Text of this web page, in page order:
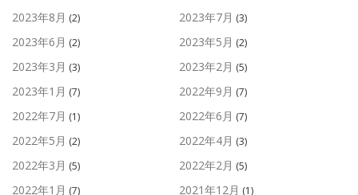
2023年8月 (2) 2023年7月 (3)
2023年6月 (2) 2023年5月 (2)
2023年3月 (3) 2023年2月 (5)
2023年1月 (7) 2022年9月 (7)
2022年7月 (1) 2022年6月 (7)
2022年5月 (2) 2022年4月 (3)
2022年3月 (5) 2022年2月 (5)
2022年1月 (7) 2021年12月 (1)